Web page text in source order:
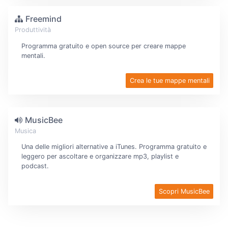
Freemind
Produttività
Programma gratuito e open source per creare mappe
mentali.
Crea le tue mappe mentali
MusicBee
Musica
Una delle migliori alternative a iTunes. Programma gratuito e
leggero per ascoltare e organizzare mp3, playlist e
podcast.
Scopri MusicBee